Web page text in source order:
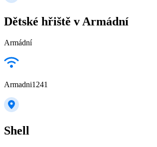
Dětské hřiště v Armádní
Armádní
Armadni1241
Shell